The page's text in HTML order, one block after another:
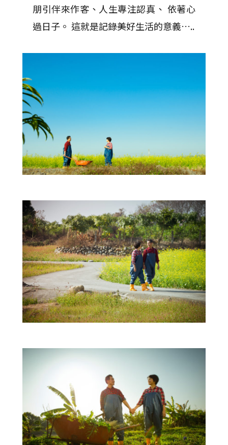
朋引伴來作客、人生專注認真、 依著心
過日子。 這就是記錄美好生活的意義…..